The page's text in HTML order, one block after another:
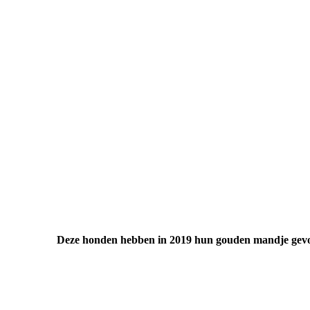
Deze honden hebben in 2019 hun gouden mandje